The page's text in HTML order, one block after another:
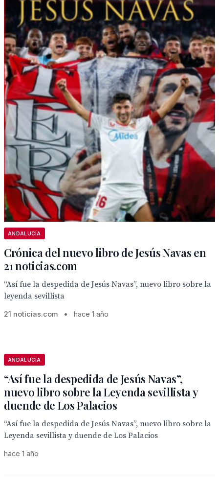
ANDALUCÍA
Crónica del nuevo libro de Jesús Navas en
21 noticias.com
“Así fue la despedida de Jesús Navas”, nuevo libro sobre la
leyenda sevillista
21 noticias.com • hace 1 año
ANDALUCÍA
“Así fue la despedida de Jesús Navas”,
nuevo libro sobre la Leyenda sevillista y
duende de Los Palacios
“Así fue la despedida de Jesús Navas”, nuevo libro sobre la
Leyenda sevillista y duende de Los Palacios
hace 1 año